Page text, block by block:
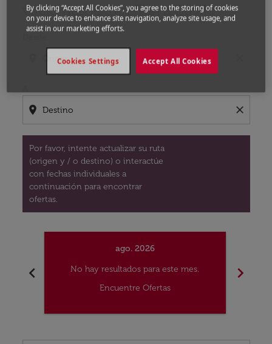
vuelo desde Tan-Tan a Búfalo
location_on close
Por favor, intente actualizar su ruta
(origen y / o destino) o interactúe
con fechas individuales a
continuación para encontrar
ofertas.
chevron_left
ago. 2026
No hay resultados para este mes.
Encuentre Ofertas
chevron_right
By clicking “Accept All Cookies”, you agree to the storing of cookies
on your device to enhance site navigation, analyze site usage, and
assist in our marketing efforts.
Accept All Cookies
Cookies Settings